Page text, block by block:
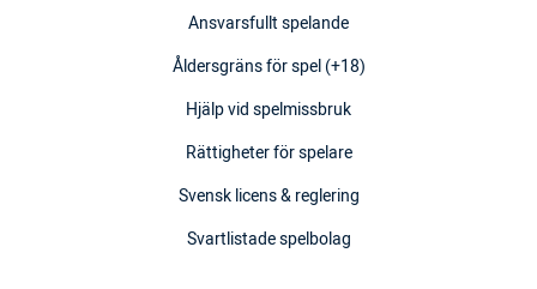
Ansvarsfullt spelande
Åldersgräns för spel (+18)
Hjälp vid spelmissbruk
Rättigheter för spelare
Svensk licens & reglering
Svartlistade spelbolag